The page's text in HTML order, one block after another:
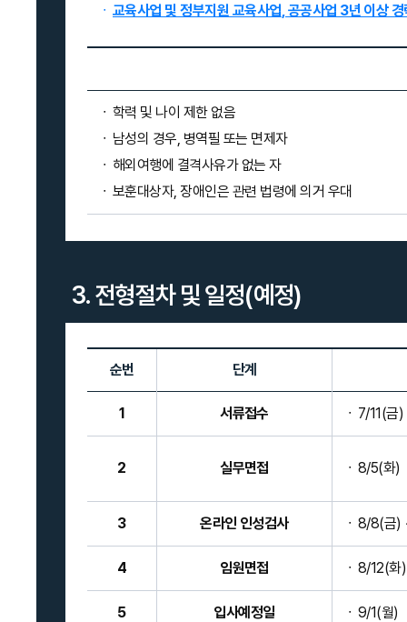
교육사업 및 정부지원 교육사업 , 공공사업 3년 이상
학력 및 나이 제한 없음
남성의 경우, 병역필 또는 면제자
해외여행에 결격사유가 없는 자
보훈대상자, 장애인은 관련 법령에 의거 우대
3. 전형절차 및 일정(예정)
순번 단계
1 서류접수 7/11(금
2 실무면접 8/5(화)
3 온라인 인성검사 8/8(금)
4 임원면접 8/12(화)
5 입사예정일 9/1(월)